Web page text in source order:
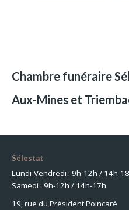
Chambre funéraire
Aux-Mines et
Sélestat
Lundi-Vendredi : 9h-12h / 14h-
Samedi : 9h-12h / 14h-17h
19, rue du Président Poincaré